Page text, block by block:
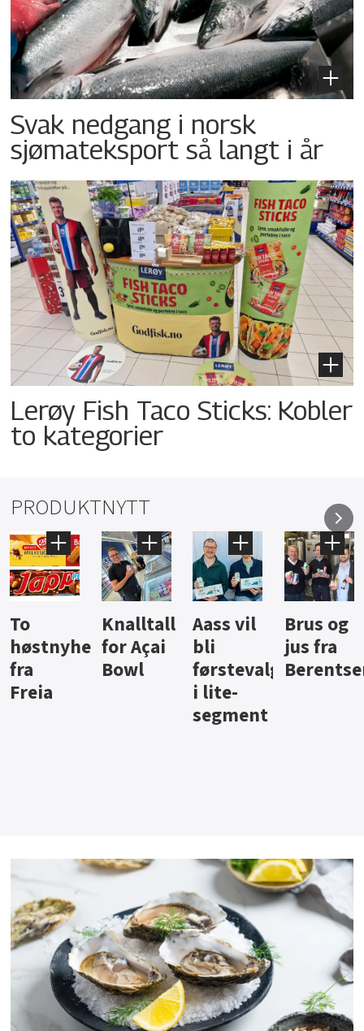
Svak nedgang i norsk
sjømateksport så langt i år
Lerøy Fish Taco Sticks: Kobler
to kategorier
PRODUKTNYTT
Knalltall
for Açai
Bowl
Aass vil
bli
førstevalg
Brus og
jus fra
Berentsen
Hard
iste fra
Hansa